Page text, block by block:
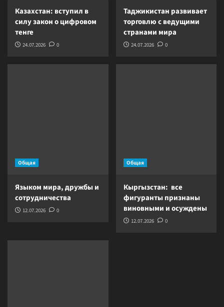
Казахстан: вступил в
силу закон о цифровом
тенге
24.07.2026 0
Таджикистан развивает
торговлю с ведущими
странами мира
24.07.2026 0
Общая
Языком мира, дружбы и
сотрудничества
12.07.2026 0
Общая
Кыргызстан: все
фигуранты признаны
виновными и осуждены
12.07.2026 0